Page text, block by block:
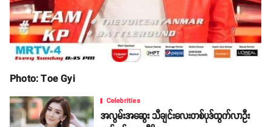
Photo: Toe Gyi
Celebrities
အလွမ်းအဆွေး သီချင်းလေးတစ်ပုဒ်ထွက်လာဦး